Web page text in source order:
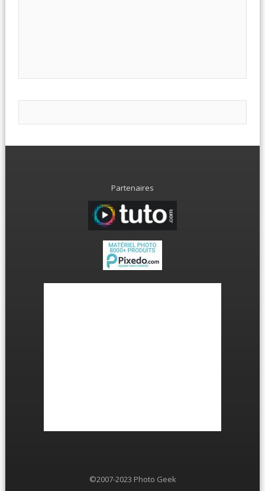
Partenaires
©2007-2023 Photo Geek